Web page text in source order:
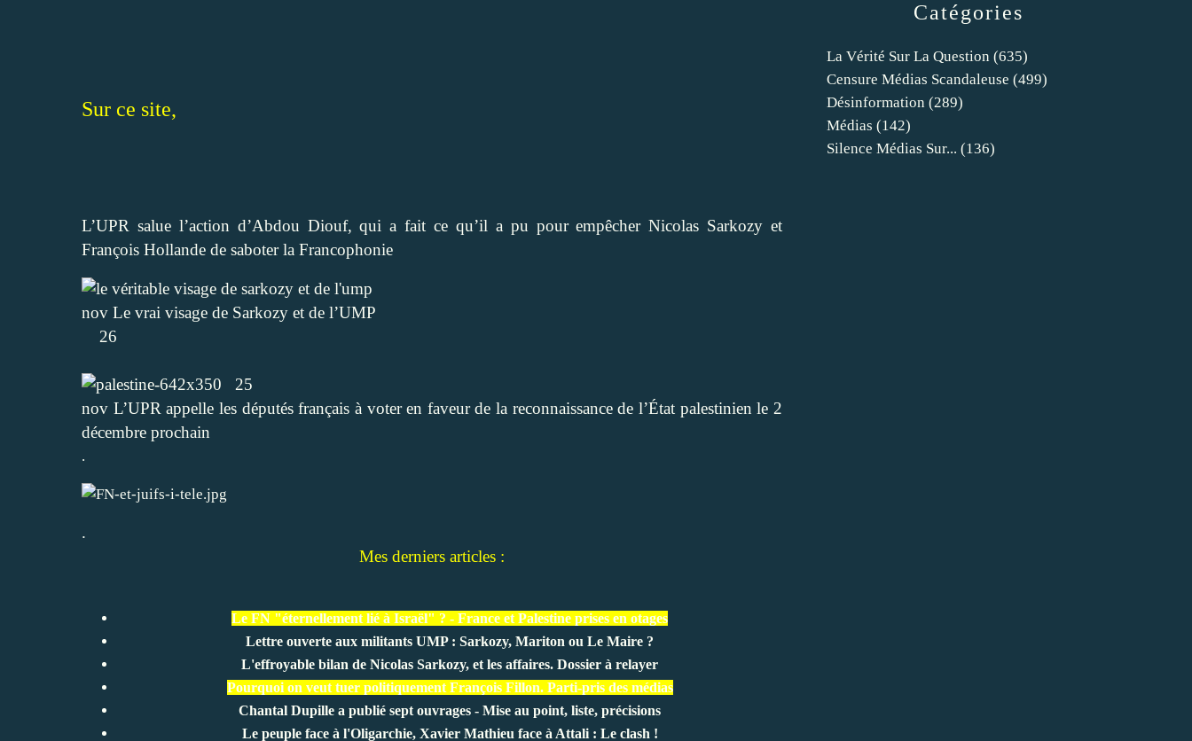
Sur ce site,
L’UPR salue l’action d’Abdou Diouf, qui a fait ce qu’il a pu pour empêcher Nicolas Sarkozy et
François Hollande de saboter la Francophonie
nov Le vrai visage de Sarkozy et de l’UMP
26
25
nov L’UPR appelle les députés français à voter en faveur de la reconnaissance de l’État palestinien le 2
décembre prochain
.
.
Mes derniers articles :
Le FN "éternellement lié à Israël" ? - France et Palestine prises en otages
Lettre ouverte aux militants UMP : Sarkozy, Mariton ou Le Maire ?
L'effroyable bilan de Nicolas Sarkozy, et les affaires. Dossier à relayer
Pourquoi on veut tuer politiquement François Fillon. Parti-pris des médias
Chantal Dupille a publié sept ouvrages - Mise au point, liste, précisions
Le peuple face à l'Oligarchie, Xavier Mathieu face à Attali : Le clash !
Catégories
La Vérité Sur La Question (635)
Censure Médias Scandaleuse (499)
Désinformation (289)
Médias (142)
Silence Médias Sur... (136)